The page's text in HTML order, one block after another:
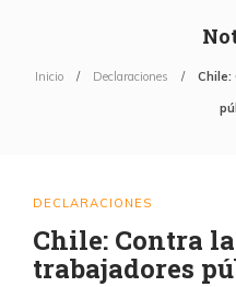
Inicio Declaraciones Chile:
DECLARACIONES
Chile: Contra
trabajadores